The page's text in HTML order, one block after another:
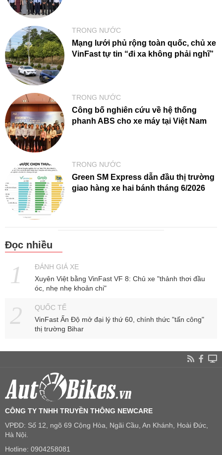
TRONG NƯỚC
Mạng lưới phủ rộng toàn quốc, chủ xe
VinFast tự tin “đi xa không phải nghĩ”
TRONG NƯỚC
Công bố nghiên cứu về hệ thống
phanh ABS cho xe máy tại Việt Nam
TRONG NƯỚC
Green SM Express dẫn đầu thị trường
giao hàng xe hai bánh tháng 6/2026
Đọc nhiều
ĐÁNH GIÁ XE
Xuyên Việt bằng VinFast VF 8: Chủ xe "thảnh thơi đầu
óc, nhẹ nhẹ khoản chi"
QUỐC TẾ
VinFast Ấn Độ mở đại lý thứ 60, chính thức "tấn công"
thị trường Bihar
CÔNG TY TNHH TRUYỀN THÔNG NEWCARE
VPĐD: Số 12, ngõ 69 Cộng Hòa, Ngãi Cầu, An Khánh, Hoài Đức,
Hà Nội.
Hotline: 0904258081